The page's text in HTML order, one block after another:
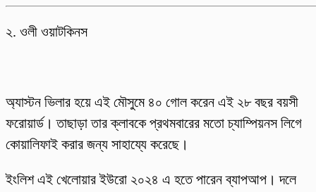
২. ওলী ওয়াটকিনস
অ্যাস্টন ভিলার হয়ে এই মৌসুমে ৪০ গোল করেন এই ২৮ বছর বয়সী
ফরোয়ার্ড। তাছাড়া তার ক্লাবকে প্রথমবারের মতো চ্যাম্পিয়নস লিগে
কোয়ালিফাই করার জন্য সাহায্যে করেছে।
ইংলিশ এই খেলোয়ার ইউরো ২০২৪ এ হতে পারেন ব্যাপআপ। দলে